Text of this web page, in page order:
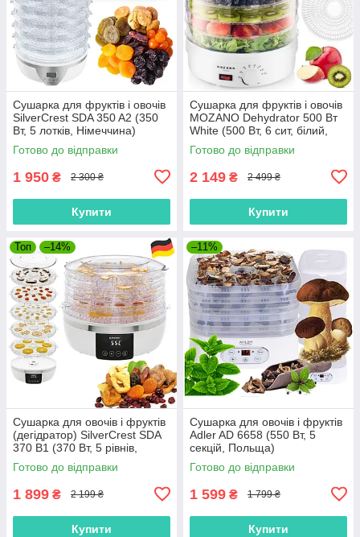
Сушарка для фруктів і овочів
SilverCrest SDA 350 A2 (350
Вт, 5 лотків, Німеччина)
Готово до відправки
1 950 ₴ 2 300 ₴
Купити
Сушарка для фруктів і овочів
MOZANO Dehydrator 500 Вт
White (500 Вт, 6 сит, білий,
Польща)
Готово до відправки
2 149 ₴ 2 499 ₴
Купити
Топ –14%
Сушарка для овочів і фруктів
(дегідратор) SilverCrest SDA
370 B1 (370 Вт, 5 рівнів,
таймер 48 год, дисплей,
Німеччина)
Готово до відправки
1 899 ₴ 2 199 ₴
Купити
–11%
Сушарка для овочів і фруктів
Adler AD 6658 (550 Вт, 5
секцій, Польща)
Готово до відправки
1 599 ₴ 1 799 ₴
Купити